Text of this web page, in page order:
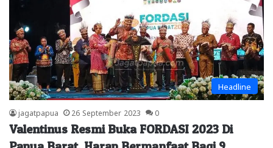
Headline
jagatpapua 26 September 2023 0
Valentinus Resmi Buka FORDASI 2023 Di